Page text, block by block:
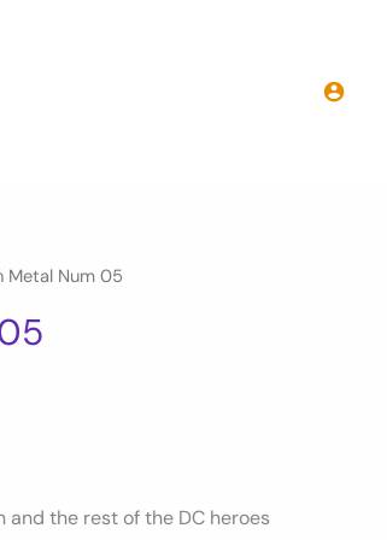
Metal Num 05
and the rest of the DC heroes